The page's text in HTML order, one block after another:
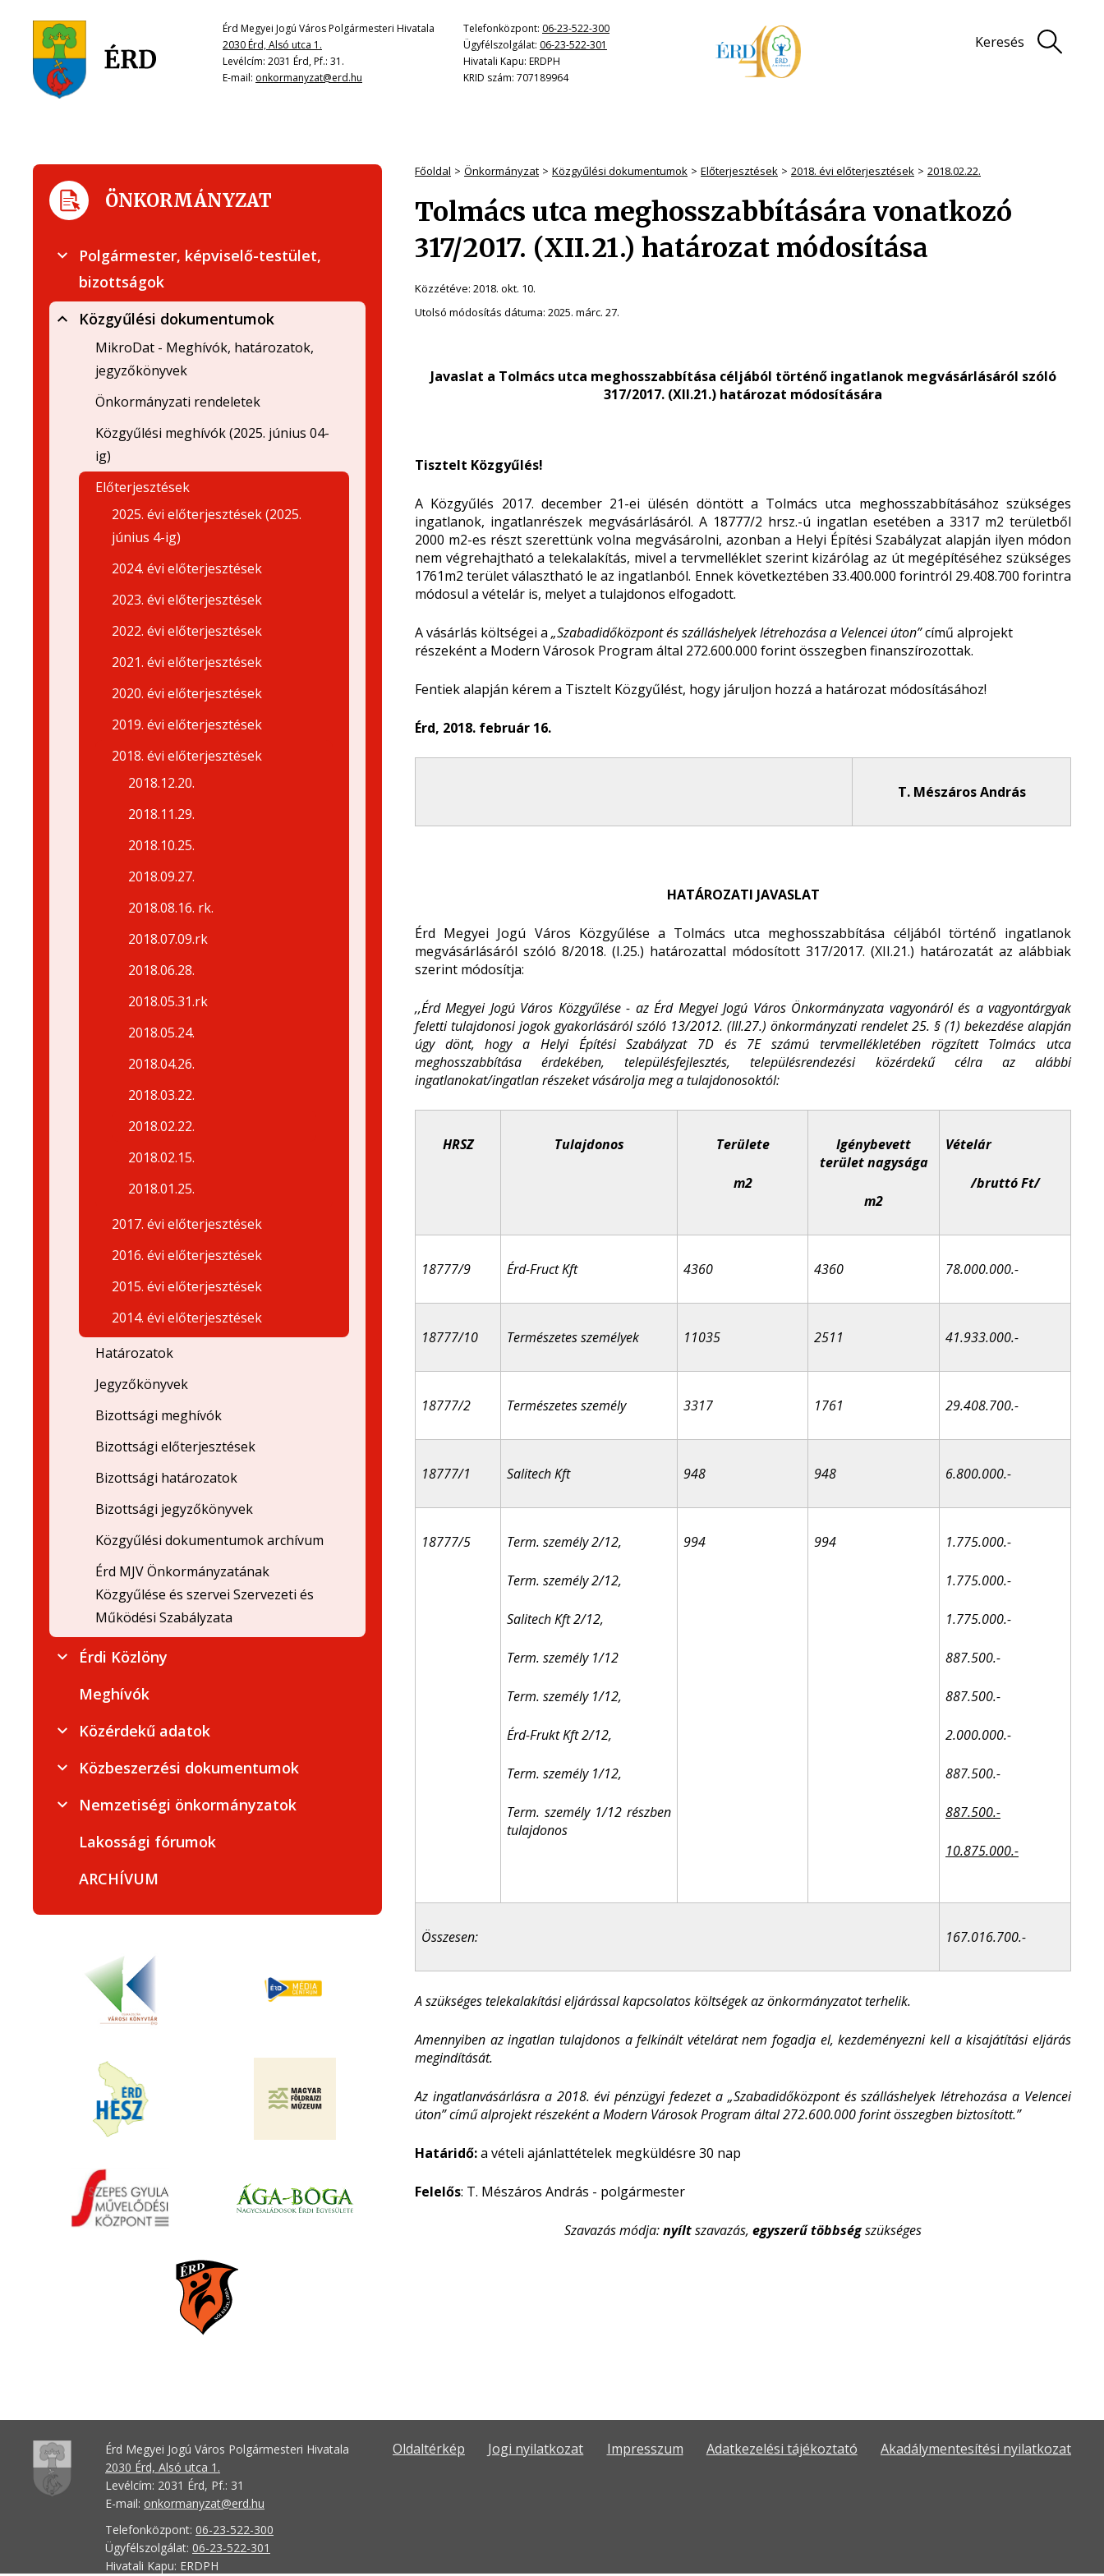
Érd Megyei Jogú Város Polgármesteri Hivatala
2030 Érd, Alsó utca 1.
Levélcím: 2031 Érd, Pf.: 31.
E-mail: onkormanyzat@erd.hu
Telefonközpont: 06-23-522-300
Ügyfélszolgálat: 06-23-522-301
Hivatali Kapu: ERDPH
KRID szám: 707189964
Keresés
Főoldal Önkormányzat Közgyűlési dokumentumok Előterjesztések 2018. évi előterjesztések 2018.02.22.
Tolmács utca meghosszabbítására vonatkozó
317/2017. (XII.21.) határozat módosítása
Közzétéve: 2018. okt. 10.
Utolsó módosítás dátuma: 2025. márc. 27.
Javaslat a Tolmács utca meghosszabbítása céljából történő ingatlanok megvásárlásáról szóló
317/2017. (XII.21.) határozat módosítására
Tisztelt Közgyűlés!
A Közgyűlés 2017. december 21-ei ülésén döntött a Tolmács utca meghosszabbításához szükséges
ingatlanok, ingatlanrészek megvásárlásáról. A 18777/2 hrsz.-ú ingatlan esetében a 3317 m2 területből
2000 m2-es részt szerettünk volna megvásárolni, azonban a Helyi Építési Szabályzat alapján ilyen módon
nem végrehajtható a telekalakítás, mivel a tervmelléklet szerint kizárólag az út megépítéséhez szükséges
1761m2 terület választható le az ingatlanból. Ennek következtében 33.400.000 forintról 29.408.700 forintra
módosul a vételár is, melyet a tulajdonos elfogadott.
A vásárlás költségei a „Szabadidőközpont és szálláshelyek létrehozása a Velencei úton”című alprojekt
részeként a Modern Városok Program által 272.600.000 forint összegben finanszírozottak.
Fentiek alapján kérem a Tisztelt Közgyűlést, hogy járuljon hozzá a határozat módosításához!
Érd, 2018. február 16.
T. Mészáros András
HATÁROZATI JAVASLAT
Érd Megyei Jogú Város Közgyűlése a Tolmács utca meghosszabbítása céljából történő ingatlanok
megvásárlásáról szóló 8/2018. (I.25.) határozattal módosított 317/2017. (XII.21.) határozatát az alábbiak
szerint módosítja:
,,Érd Megyei Jogú Város Közgyűlése - az Érd Megyei Jogú Város Önkormányzata vagyonáról és a vagyontárgyak
feletti tulajdonosi jogok gyakorlásáról szóló 13/2012. (III.27.) önkormányzati rendelet 25. § (1) bekezdése alapján
úgy dönt, hogy a Helyi Építési Szabályzat 7D és 7E számú tervmellékletében rögzített Tolmács utca
meghosszabbítása érdekében, településfejlesztés, településrendezési közérdekű célra az alábbi
ingatlanokat/ingatlan részeket vásárolja meg a tulajdonosoktól:
HRSZ Tulajdonos Területe
m2
Igénybevett
terület nagysága
m2
Vételár
/bruttó Ft/
18777/9 Érd-Fruct Kft 4360 4360 78.000.000.-
18777/10 Természetes személyek 11035 2511 41.933.000.-
18777/2 Természetes személy 3317 1761 29.408.700.-
18777/1 Salitech Kft 948 948 6.800.000.-
18777/5 Term. személy 2/12,
Term. személy 2/12,
Salitech Kft 2/12,
Term. személy 1/12
Term. személy 1/12,
Érd-Frukt Kft 2/12,
Term. személy 1/12,
Term. személy 1/12 részben
tulajdonos
994 994 1.775.000.-
1.775.000.-
1.775.000.-
887.500.-
887.500.-
2.000.000.-
887.500.-
887.500.-
10.875.000.-
Összesen: 167.016.700.-
A szükséges telekalakítási eljárással kapcsolatos költségek az önkormányzatot terhelik.
Amennyiben az ingatlan tulajdonos a felkínált vételárat nem fogadja el, kezdeményezni kell a kisajátítási eljárás
megindítását.
Az ingatlanvásárlásra a 2018. évi pénzügyi fedezet a „Szabadidőközpont és szálláshelyek létrehozása a Velencei
úton” című alprojekt részeként a Modern Városok Program által 272.600.000 forint összegben biztosított.”
Határidő:a vételi ajánlattételek megküldésre 30 nap
Felelős: T. Mészáros András - polgármester
Szavazás módja:nyíltszavazás, egyszerű többségszükséges
ÖNKORMÁNYZAT
Polgármester, képviselő-testület,
bizottságok
Közgyűlési dokumentumok
MikroDat - Meghívók, határozatok,
jegyzőkönyvek
Önkormányzati rendeletek
Közgyűlési meghívók (2025. június 04-
ig)
Előterjesztések
2025. évi előterjesztések (2025.
június 4-ig)
2024. évi előterjesztések
2023. évi előterjesztések
2022. évi előterjesztések
2021. évi előterjesztések
2020. évi előterjesztések
2019. évi előterjesztések
2018. évi előterjesztések
2018.12.20.
2018.11.29.
2018.10.25.
2018.09.27.
2018.08.16. rk.
2018.07.09.rk
2018.06.28.
2018.05.31.rk
2018.05.24.
2018.04.26.
2018.03.22.
2018.02.22.
2018.02.15.
2018.01.25.
2017. évi előterjesztések
2016. évi előterjesztések
2015. évi előterjesztések
2014. évi előterjesztések
Határozatok
Jegyzőkönyvek
Bizottsági meghívók
Bizottsági előterjesztések
Bizottsági határozatok
Bizottsági jegyzőkönyvek
Közgyűlési dokumentumok archívum
Érd MJV Önkormányzatának
Közgyűlése és szervei Szervezeti és
Működési Szabályzata
Érdi Közlöny
Meghívók
Közérdekű adatok
Közbeszerzési dokumentumok
Nemzetiségi önkormányzatok
Lakossági fórumok
ARCHÍVUM
Érd Megyei Jogú Város Polgármesteri Hivatala
2030 Érd, Alsó utca 1.
Levélcím: 2031 Érd, Pf.: 31
E-mail: onkormanyzat@erd.hu
Telefonközpont: 06-23-522-300
Ügyfélszolgálat: 06-23-522-301
Hivatali Kapu: ERDPH
Oldaltérkép Jogi nyilatkozat Impresszum Adatkezelési tájékoztató Akadálymentesítési nyilatkozat